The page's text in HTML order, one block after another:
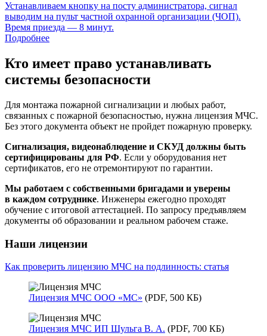
Устанавливаем кнопку на посту администратора, сигнал
выводим на пульт частной охранной организации (ЧОП).
Время приезда — 8 минут.
Подробнее
Кто имеет право устанавливать
системы безопасности
Для монтажа пожарной сигнализации и любых работ,
связанных с пожарной безопасностью, нужна лицензия МЧС.
Без этого документа объект не пройдет пожарную проверку.
Сигнализация, видеонаблюдение и СКУД должны быть
сертифицированы для РФ. Если у оборудования нет
сертификатов, его не отремонтируют по гарантии.
Мы работаем с собственными бригадами и уверены
в каждом сотруднике. Инженеры ежегодно проходят
обучение с итоговой аттестацией. По запросу предъявляем
документы об образовании и реальном рабочем стаже.
Наши лицензии
Как проверить лицензию МЧС на подлинность: статья
Лицензия МЧС ООО «МС» (PDF, 500 КБ)
Лицензия МЧС ИП Шульга В. А. (PDF, 700 КБ)